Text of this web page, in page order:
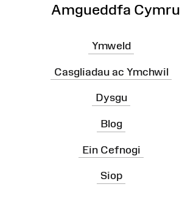
Amgueddfa Cymru
Ymweld
Casgliadau ac Ymchwil
Dysgu
Blog
Ein Cefnogi
Siop